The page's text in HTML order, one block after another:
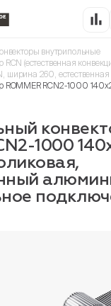
внутрипольные
(естественная
ширина 260, естественная
ROMMER RCN2-1000
1000